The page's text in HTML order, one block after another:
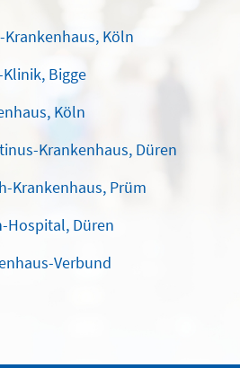
Krankenhaus, Köln
Bigge
Köln
Krankenhaus, Düren
Krankenhaus, Prüm
Hospital, Düren
Verbund